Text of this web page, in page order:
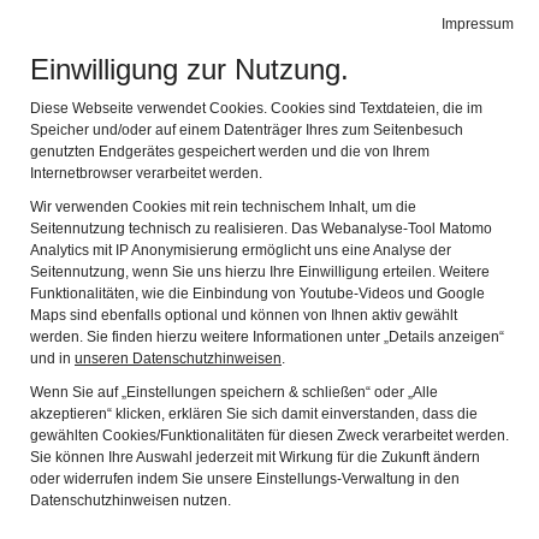
Impressum
Einwilligung zur Nutzung.
Diese Webseite verwendet Cookies. Cookies sind Textdateien, die im
Speicher und/oder auf einem Datenträger Ihres zum Seitenbesuch
genutzten Endgerätes gespeichert werden und die von Ihrem
Internetbrowser verarbeitet werden.
Wir verwenden Cookies mit rein technischem Inhalt, um die
Seitennutzung technisch zu realisieren. Das Webanalyse-Tool Matomo
Analytics mit IP Anonymisierung ermöglicht uns eine Analyse der
Seitennutzung, wenn Sie uns hierzu Ihre Einwilligung erteilen. Weitere
Funktionalitäten, wie die Einbindung von Youtube-Videos und Google
Maps sind ebenfalls optional und können von Ihnen aktiv gewählt
werden. Sie finden hierzu weitere Informationen unter „Details anzeigen“
und in unseren Datenschutzhinweisen.
Wenn Sie auf „Einstellungen speichern & schließen“ oder „Alle
akzeptieren“ klicken, erklären Sie sich damit einverstanden, dass die
gewählten Cookies/Funktionalitäten für diesen Zweck verarbeitet werden.
Sie können Ihre Auswahl jederzeit mit Wirkung für die Zukunft ändern
oder widerrufen indem Sie unsere Einstellungs-Verwaltung in den
Datenschutzhinweisen nutzen.
BEITRÄGE
PRESSEBERICHTE